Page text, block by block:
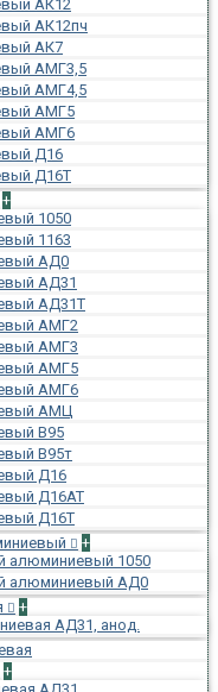
АК12
АК12пч
АК7
АМГ3,5
АМГ4,5
АМГ5
АМГ6
Д16
Д16Т
+
1050
1163
АД0
АД31
АД31Т
АМГ2
АМГ3
АМГ5
АМГ6
АМЦ
В95
В95т
Д16
Д16АТ
Д16Т
+
алюминиевый 1050
алюминиевый АД0
+
АД31, анод.
+